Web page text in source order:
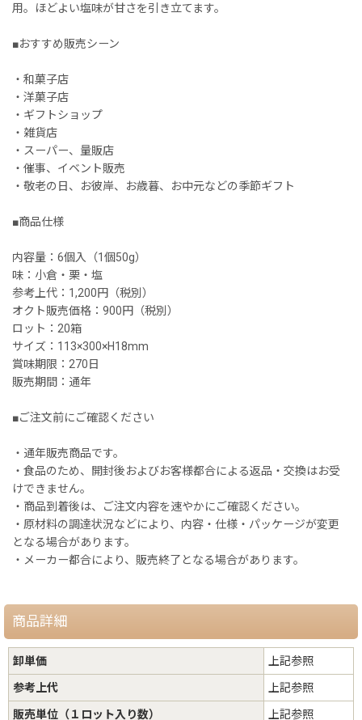
用。ほどよい塩味が甘さを引き立てます。
■おすすめ販売シーン
・和菓子店
・洋菓子店
・ギフトショップ
・雑貨店
・スーパー、量販店
・催事、イベント販売
・敬老の日、お彼岸、お歳暮、お中元などの季節ギフト
■商品仕様
内容量：6個入（1個50g）
味：小倉・栗・塩
参考上代：1,200円（税別）
オクト販売価格：900円（税別）
ロット：20箱
サイズ：113×300×H18mm
賞味期限：270日
販売期間：通年
■ご注文前にご確認ください
・通年販売商品です。
・食品のため、開封後およびお客様都合による返品・交換はお受
けできません。
・商品到着後は、ご注文内容を速やかにご確認ください。
・原材料の調達状況などにより、内容・仕様・パッケージが変更
となる場合があります。
・メーカー都合により、販売終了となる場合があります。
商品詳細
卸単価 上記参照
参考上代 上記参照
販売単位（１ロット入り数） 上記参照